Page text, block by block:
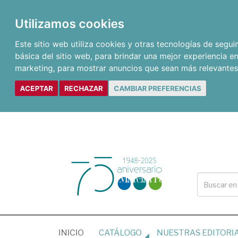
Utilizamos cookies
Este sitio web utiliza cookies y otras tecnologías de
básica del sitio web, para brindar una mejor experiencia
marketing, para mostrar anuncios que sean más
ACEPTAR RECHAZAR CAMBIAR PREFERENCIAS
INICIO (CURRENT)
CATÁLOGO NUESTRAS